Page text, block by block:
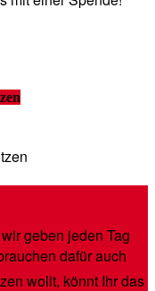
geben jeden Tag
dafür auch
wollt, könnt Ihr das